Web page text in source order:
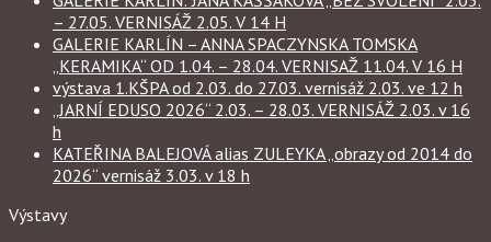
– 27.05. VERNISÁŽ 2.05. V 14 H
GALERIE KARLÍN – ANNA SPACZYNSKA TOMSKA
„KERAMIKA“ OD 1.04. – 28.04. VERNISAŽ 11.04. V 16 H
výstava 1.KŠPA od 2.03. do 27.03. vernisáž 2.03. ve 12 h
„JARNÍ EDUSO 2026“ 2.03. – 28.03. VERNISÁŽ 2.03. v 16
h
KATEŘINA BALEJOVÁ alias ZULEYKA „obrazy od 2014 do
2026“ vernisáž 3.03. v 18 h
Výstavy